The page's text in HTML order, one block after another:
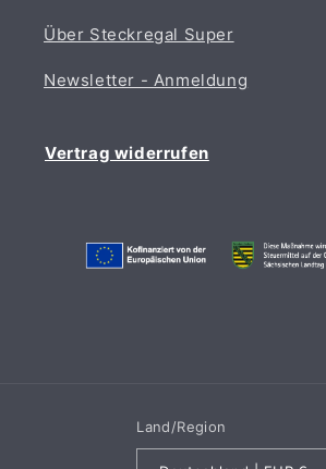
Über Steckregal Super
Newsletter - Anmeldung
Vertrag widerrufen
Land/Region